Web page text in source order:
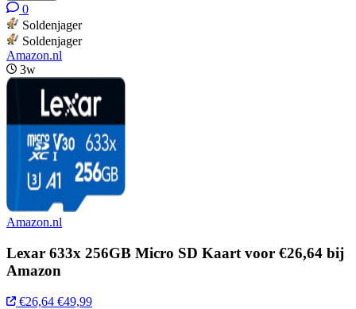
0
Soldenjager
Soldenjager
Amazon.nl
3w
Amazon.nl
Lexar 633x 256GB Micro SD Kaart voor €26,64 bij
Amazon
€26,64 €49,99